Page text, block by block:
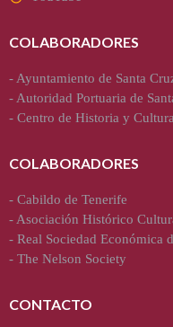
COLABORADORES
- Ayuntamiento de Santa
- Autoridad Portuaria de
- Centro de Historia y
COLABORADORES
- Cabildo de Tenerife
- Asociación Histórico
- Real Sociedad Económica
- The Nelson Society
CONTACTO